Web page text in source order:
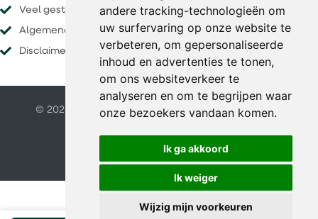
andere tracking-technologieën om
uw surfervaring op onze website te
verbeteren, om gepersonaliseerde
inhoud en advertenties te tonen,
om ons websiteverkeer te
analyseren en om te begrijpen waar
onze bezoekers vandaan komen.
Ik ga akkoord
Ik weiger
Wijzig mijn voorkeuren
Veel gestelde vragen
Algemene voorwaarden
Disclaimer
© 2026 O&S vakanties |Website door FalcoTravel